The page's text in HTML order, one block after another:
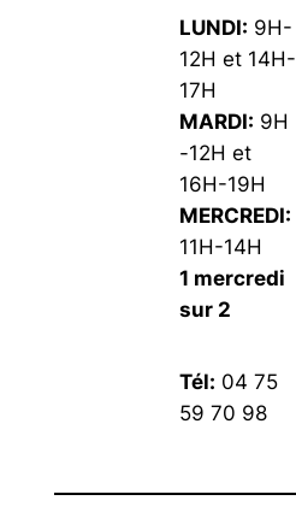
LUNDI: 9H-
12H et 14H-
17H
MARDI: 9H
-12H et
16H-19H
MERCREDI:
11H-14H
1 mercredi
sur 2
Tél: 04 75
59 70 98